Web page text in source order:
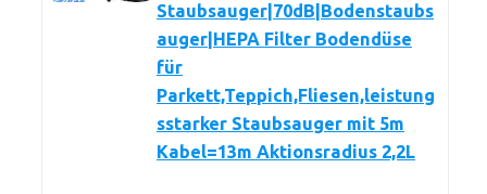
Staubsauger|70dB|Bodenstaubs
auger|HEPA Filter Bodendüse
für
Parkett,Teppich,Fliesen,leistung
sstarker Staubsauger mit 5m
Kabel=13m Aktionsradius 2,2L